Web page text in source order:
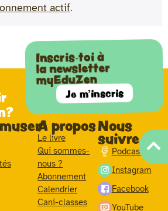
actif.
Inscris-toi à
la newsletter
myEduZen
Je m'inscris
A propos
Le livre
Qui sommes-
nous ?
Abonnement
Calendrier
Cani-classes
Nous
suivre
Podcast
Instagram
Facebook
YouTube